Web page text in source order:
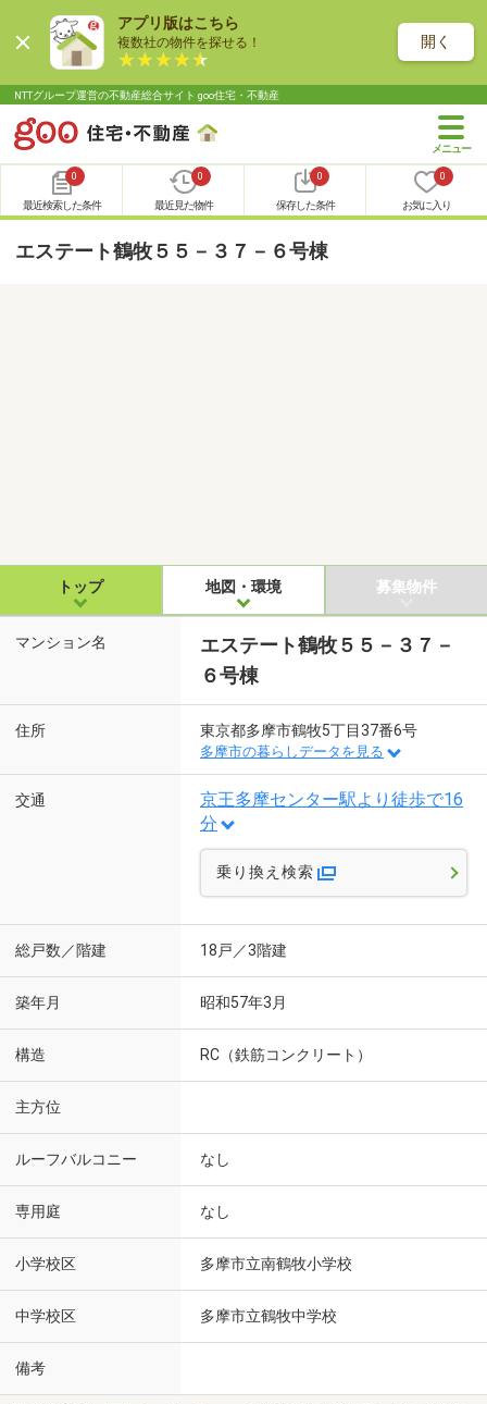
アプリ版はこちら
複数社の物件を探せる！ 開く
NTTグループ運営の不動産総合サイト goo住宅・不動産
0
最近検索した条件
0
最近見た物件
0
保存した条件
0
お気に入り
エステート鶴牧５５－３７－６号棟
トップ 地図・環境 募集物件
マンション名
エステート鶴牧５５－３７－
６号棟
住所 東京都多摩市鶴牧5丁目37番6号
多摩市の暮らしデータを見る
交通
京王多摩センター駅より徒歩で16
分
乗り換え検索
総戸数／階建 18戸／3階建
築年月 昭和57年3月
構造 RC（鉄筋コンクリート）
主方位
ルーフバルコニー なし
専用庭 なし
小学校区 多摩市立南鶴牧小学校
中学校区 多摩市立鶴牧中学校
備考